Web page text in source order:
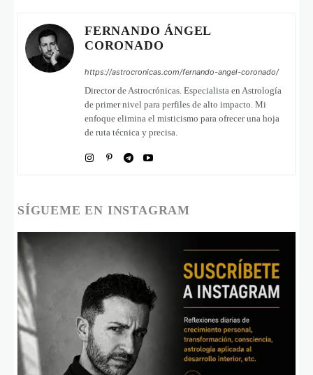
FERNANDO ÁNGEL
CORONADO
https://astrocronicas.com/fernando-angel-coronado/
Director de Astrocrónicas. Especialista en Astrología
de primer nivel para perfiles de alto impacto. Mi
enfoque elimina el misticismo para ofrecer una hoja
de ruta técnica y precisa.
SÍGUEME EN INSTAGRAM